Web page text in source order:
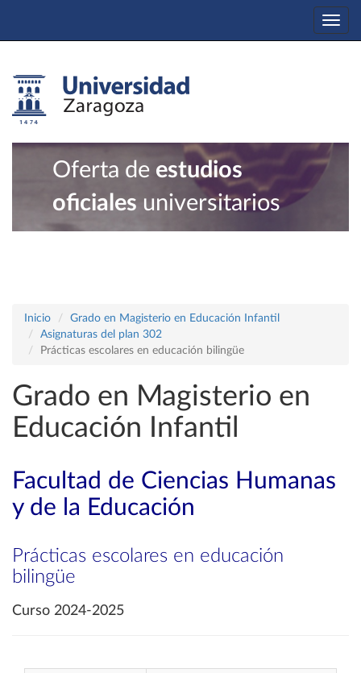
Oferta de estudios
oficiales universitarios
Inicio
Grado en Magisterio en Educación Infantil
Asignaturas del plan 302
Prácticas escolares en educación bilingüe
Grado en Magisterio en
Educación Infantil
Facultad de Ciencias Humanas
y de la Educación
Prácticas escolares en educación
bilingüe
Curso 2024-2025